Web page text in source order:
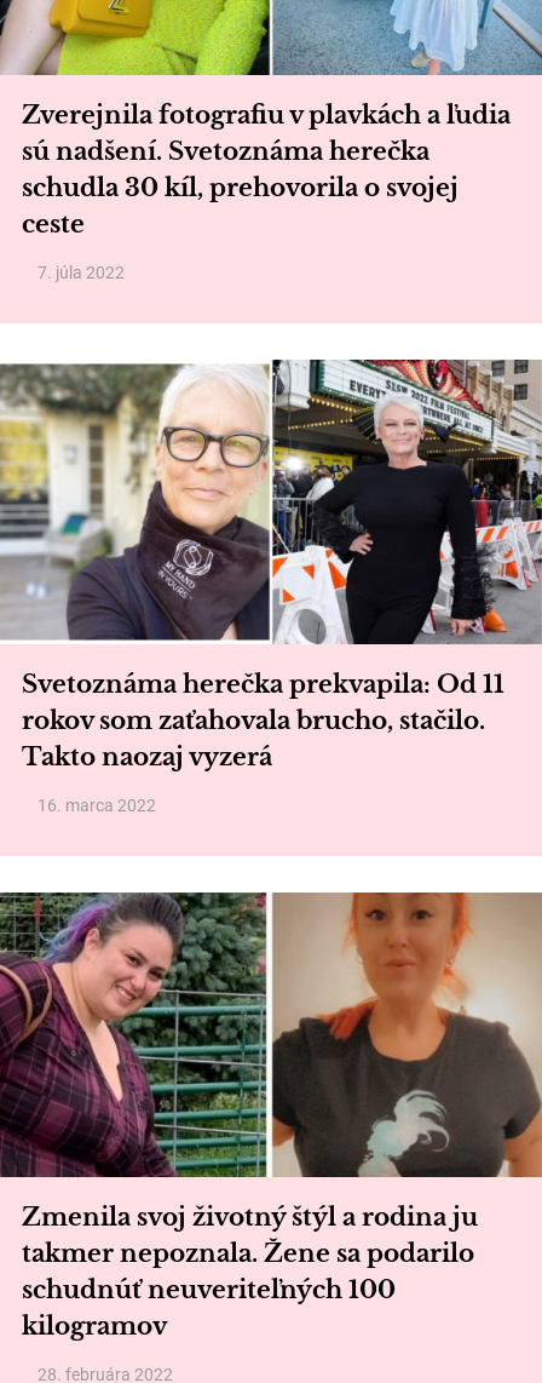
Zverejnila fotografiu v plavkách a ľudia
sú nadšení. Svetoznáma herečka
schudla 30 kíl, prehovorila o svojej
ceste
7. júla 2022
Svetoznáma herečka prekvapila: Od 11
rokov som zaťahovala brucho, stačilo.
Takto naozaj vyzerá
16. marca 2022
Zmenila svoj životný štýl a rodina ju
takmer nepoznala. Žene sa podarilo
schudnúť neuveriteľných 100
kilogramov
28. februára 2022